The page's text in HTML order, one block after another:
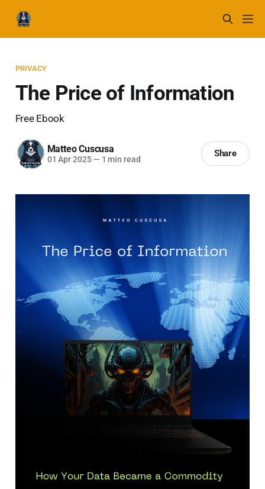
PRIVACY
The Price of Information
Free Ebook
Matteo Cuscusa
01 Apr 2025 — 1 min read
Share